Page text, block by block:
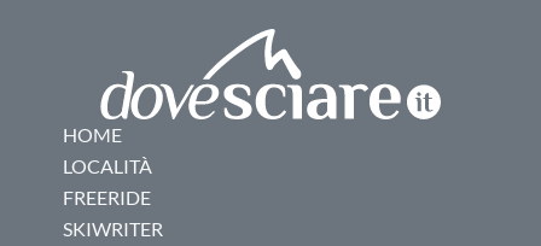
HOME
LOCALITÀ
FREERIDE
SKIWRITER